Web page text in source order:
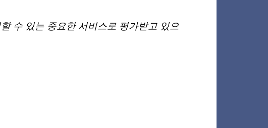
수 있는 중요한 서비스로 평가받고 있으